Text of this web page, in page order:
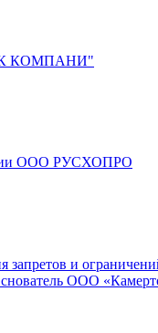
"ТК КОМПАНИ"
ООО РУСХОПРО
и
ООО